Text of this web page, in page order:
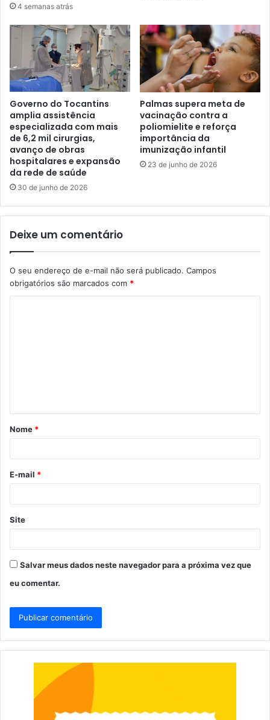
4 semanas atrás
Governo do Tocantins
amplia assistência
especializada com mais
de 6,2 mil cirurgias,
avanço de obras
hospitalares e expansão
da rede de saúde
30 de junho de 2026
Palmas supera meta de
vacinação contra a
poliomielite e reforça
importância da
imunização infantil
23 de junho de 2026
Deixe um comentário
O seu endereço de e-mail não será publicado. Campos
obrigatórios são marcados com *
á
r
*
Nome *
E-mail *
Site
Salvar meus dados neste navegador para a próxima vez que
eu comentar.